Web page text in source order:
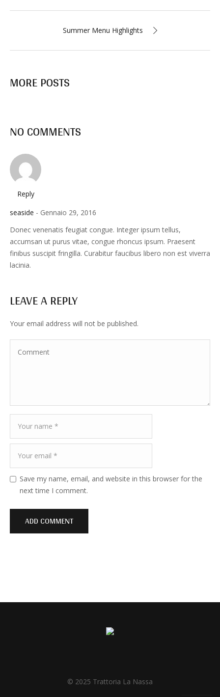
Summer Menu Highlights
MORE POSTS
NO COMMENTS
Reply
seaside
Gennaio 29, 2016
Donec venenatis feugiat congue. Integer ipsum tellus,
accumsan ut purus vitae, congue rhoncus ipsum. Praesent
finibus suscipit fringilla. Curabitur faucibus libero non est viverra
lacinia.
LEAVE A REPLY
Your email address will not be published.
Save my name, email, and website in this browser for the
next time I comment.
© 2025 Trattoria La Nassa